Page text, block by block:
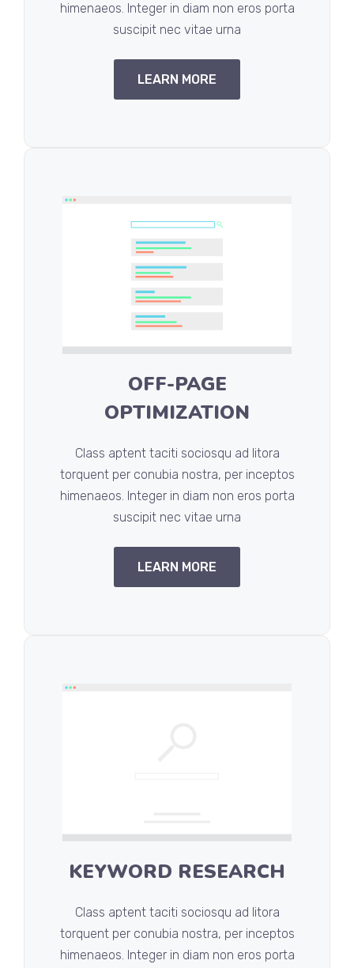
himenaeos. Integer in diam non eros porta
suscipit nec vitae urna
LEARN MORE
OFF-PAGE
OPTIMIZATION
Class aptent taciti sociosqu ad litora
torquent per conubia nostra, per inceptos
himenaeos. Integer in diam non eros porta
suscipit nec vitae urna
LEARN MORE
KEYWORD RESEARCH
Class aptent taciti sociosqu ad litora
torquent per conubia nostra, per inceptos
himenaeos. Integer in diam non eros porta